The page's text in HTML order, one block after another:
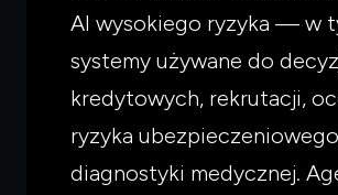
AI wysokiego ryzyka — w
systemy używane do
kredytowych, rekrutacji,
ryzyka
diagnostyki medycznej.